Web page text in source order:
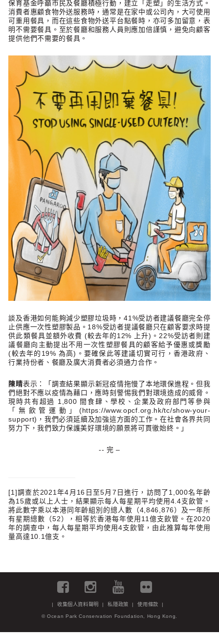
保育基金呼籲市民及餐廳積極行動，建立「走塑」的生活方式。
消費者惠顧食物外送服務時，通常是在家中或公司內，大可使用
可重用餐具，而在這些食物外送平台點餐時，亦可多加留意，表
明不需要餐具。至於餐廳和服務人員則應加倍謹慎，避免向顧客
提供他們不需要的餐具。
談及香港如何能夠減少塑膠垃圾時，41%受訪者建議餐廳完全停
止供應一次性塑膠製品。18%受訪者提議餐廳只在顧客要求時提
供此類餐具並額外收費 (較去年的12% 上升)。22%受訪者則建
議餐廳向主動提出不用一次性塑膠餐具的顧客給予優惠或獎勵
(較去年的19% 為高)。要確保此等建議切實可行，香港政府、
行業持份者、餐廳及廣大消費者必須通力合作。
陳晴表示：「調查結果顯示新冠疫情拖慢了本地環保進程。但我
們絕對不應以疫情為藉口，應時刻警惕我們對環境造成的威脅。
現時共有超過 1,800 間食肆、學校、企業及政府部門等參與
「無飲管運動」(https://www.opcf.org.hk/tc/show-your-
support)，我們必須延續及加強這方面的工作。在社會各界共同
努力下，我們致力保護美好環境的願景將可貫徹始終。」
-- 完 –
[1]調查於2021年4月16日至5月7日進行，訪問了1,000名年齡
為15歲或以上人士，結果顯示每人每星期平均使用4.4支飲管。
將此數字乘以本港同年齡組別的總人數（4,846,876）及一年所
有星期總數（52），相等於香港每年使用11億支飲管。在2020
年的調查中，每人每星期平均使用4支飲管，由此推算每年使用
量高達10.1億支。
收集個人資料聲明 |私隱政策 |使用條款
© Ocean Park Conservation Foundation, Hong Kong.